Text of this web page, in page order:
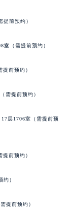
前预约）
室（需提前预约）
前预约）
需提前预约）
层1706室（需提前预
前预约）
约）
提前预约）